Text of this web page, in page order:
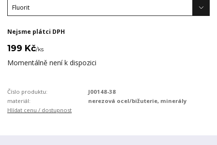
Nejsme plátci DPH
199 Kč/ks
Momentálně není k dispozici
Číslo produktu:
J00148-38
materiál:
nerezová ocel/bižuterie, minerály
Hlídat cenu / dostupnost